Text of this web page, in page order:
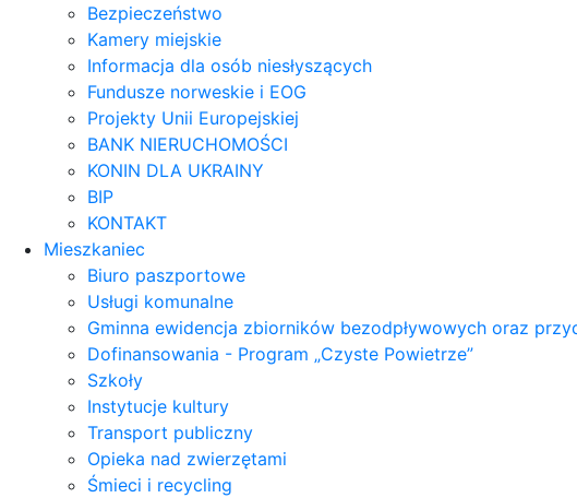
Bezpieczeństwo
Kamery miejskie
Informacja dla osób niesłyszących
Fundusze norweskie i EOG
Projekty Unii Europejskiej
BANK NIERUCHOMOŚCI
KONIN DLA UKRAINY
BIP
KONTAKT
Mieszkaniec
Biuro paszportowe
Usługi komunalne
Gminna ewidencja zbiorników bezodpływowych oraz
Dofinansowania - Program „Czyste Powietrze”
Szkoły
Instytucje kultury
Transport publiczny
Opieka nad zwierzętami
Śmieci i recycling